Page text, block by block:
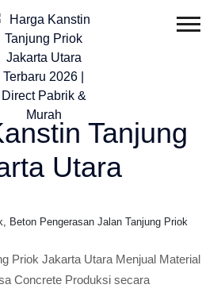
Tanjung
Utara
Beton Pengerasan Jalan Tanjung Priok
Priok Jakarta Utara Menjual Material
Concrete Produksi secara